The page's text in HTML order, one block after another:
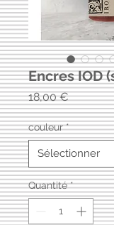
Encres IOD
18,00 €Prix
couleur *
Quantité *